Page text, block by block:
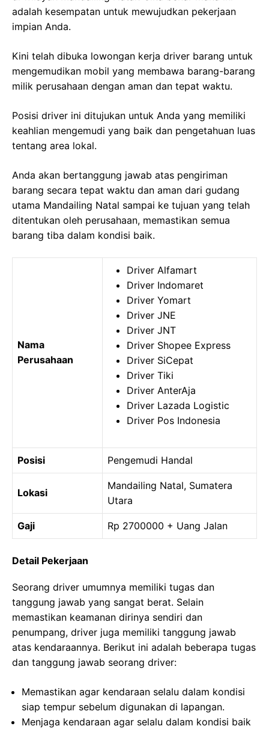
adalah kesempatan untuk mewujudkan pekerjaan
impian Anda.
Kini telah dibuka lowongan kerja driver barang untuk
mengemudikan mobil yang membawa barang-barang
milik perusahaan dengan aman dan tepat waktu.
Posisi driver ini ditujukan untuk Anda yang memiliki
keahlian mengemudi yang baik dan pengetahuan luas
tentang area lokal.
Anda akan bertanggung jawab atas pengiriman
barang secara tepat waktu dan aman dari gudang
utama Mandailing Natal sampai ke tujuan yang telah
ditentukan oleh perusahaan, memastikan semua
barang tiba dalam kondisi baik.
Nama
Perusahaan
Driver Alfamart
Driver Indomaret
Driver Yomart
Driver JNE
Driver JNT
Driver Shopee Express
Driver SiCepat
Driver Tiki
Driver AnterAja
Driver Lazada Logistic
Driver Pos Indonesia
Posisi Pengemudi Handal
Lokasi
Mandailing Natal, Sumatera
Utara
Gaji Rp 2700000 + Uang Jalan
Detail Pekerjaan
Seorang driver umumnya memiliki tugas dan
tanggung jawab yang sangat berat. Selain
memastikan keamanan dirinya sendiri dan
penumpang, driver juga memiliki tanggung jawab
atas kendaraannya. Berikut ini adalah beberapa tugas
dan tanggung jawab seorang driver:
Memastikan agar kendaraan selalu dalam kondisi
siap tempur sebelum digunakan di lapangan.
Menjaga kendaraan agar selalu dalam kondisi baik